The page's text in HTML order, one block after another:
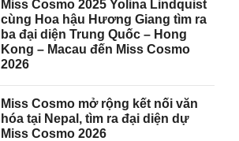
Miss Cosmo 2025 Yolina Lindquist
cùng Hoa hậu Hương Giang tìm ra
ba đại diện Trung Quốc – Hong
Kong – Macau đến Miss Cosmo
2026
Miss Cosmo mở rộng kết nối văn
hóa tại Nepal, tìm ra đại diện dự
Miss Cosmo 2026